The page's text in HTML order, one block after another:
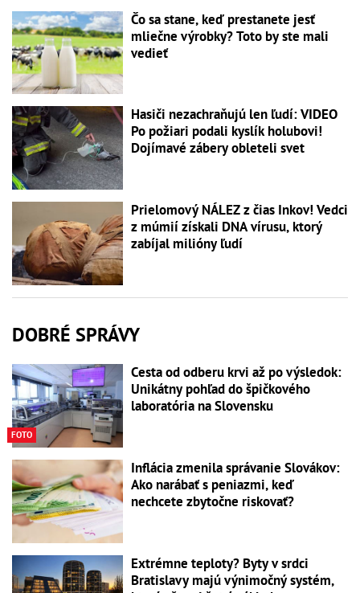
Čo sa stane, keď prestanete jesť
mliečne výrobky? Toto by ste mali
vedieť
Hasiči nezachraňujú len ľudí: VIDEO
Po požiari podali kyslík holubovi!
Dojímavé zábery obleteli svet
Prielomový NÁLEZ z čias Inkov! Vedci
z múmií získali DNA vírusu, ktorý
zabíjal milióny ľudí
DOBRÉ SPRÁVY
FOTO
Cesta od odberu krvi až po výsledok:
Unikátny pohľad do špičkového
laboratória na Slovensku
Inflácia zmenila správanie Slovákov:
Ako narábať s peniazmi, keď
nechcete zbytočne riskovať?
Extrémne teploty? Byty v srdci
Bratislavy majú výnimočný systém,